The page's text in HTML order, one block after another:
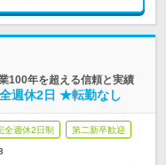
100年を超える信頼と実績
週休2日 ★転勤なし
全週休2日制 第二新卒歓迎